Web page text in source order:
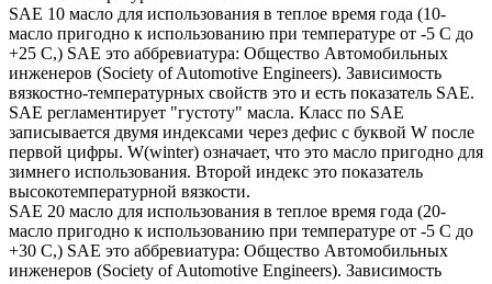
SAE 10 масло для использования в теплое время года (10-
масло пригодно к использованию при температуре от -5 С до
+25 С,) SAE это аббревиатура: Общество Автомобильных
инженеров (Society of Automotive Engineers). Зависимость
вязкостно-температурных свойств это и есть показатель SAE.
SAE регламентирует "густоту" масла. Класс по SAE
записывается двумя индексами через дефис с буквой W после
первой цифры. W(winter) означает, что это масло пригодно для
зимнего использования. Второй индекс это показатель
высокотемпературной вязкости.
SAE 20 масло для использования в теплое время года (20-
масло пригодно к использованию при температуре от -5 С до
+30 С,) SAE это аббревиатура: Общество Автомобильных
инженеров (Society of Automotive Engineers). Зависимость